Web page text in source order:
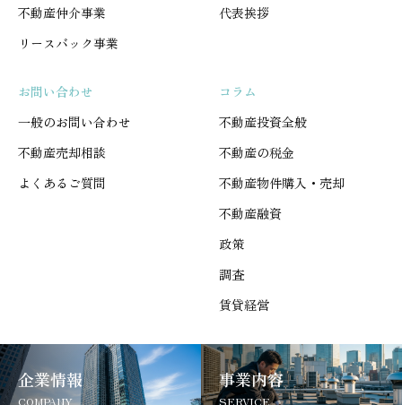
不動産仲介事業
リースバック事業
代表挨拶
お問い合わせ
一般のお問い合わせ
不動産売却相談
よくあるご質問
コラム
不動産投資全般
不動産の税金
不動産物件購入・売却
不動産融資
政策
調査
賃貸経営
企業情報
COMPANY
事業内容
SERVICE